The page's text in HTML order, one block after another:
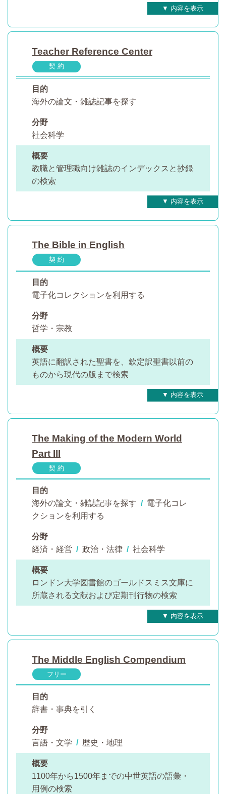
Teacher Reference Center
契 約
目的
海外の論文・雑誌記事を探す
分野
社会科学
概要
教職と管理職向け雑誌のインデックスと抄録
の検索
The Bible in English
契 約
目的
電子化コレクションを利用する
分野
哲学・宗教
概要
英語に翻訳された聖書を、欽定訳聖書以前の
ものから現代の版まで検索
The Making of the Modern World
Part III
契 約
目的
海外の論文・雑誌記事を探す / 電子化コレ
クションを利用する
分野
経済・経営 / 政治・法律 / 社会科学
概要
ロンドン大学図書館のゴールドスミス文庫に
所蔵される文献および定期刊行物の検索
The Middle English Compendium
フリー
目的
辞書・事典を引く
分野
言語・文学 / 歴史・地理
概要
1100年から1500年までの中世英語の語彙・
用例の検索